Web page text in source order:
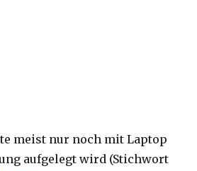
meist nur noch mit Laptop
aufgelegt wird (Stichwort